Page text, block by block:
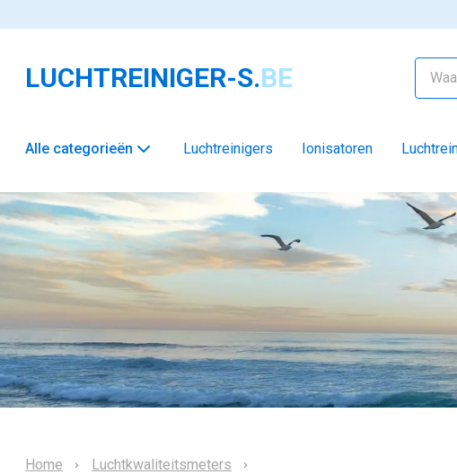
LUCHTREINIGER-S.BE
Alle categorieën Luchtreinigers Ionisatoren
Home Luchtkwaliteitsmeters